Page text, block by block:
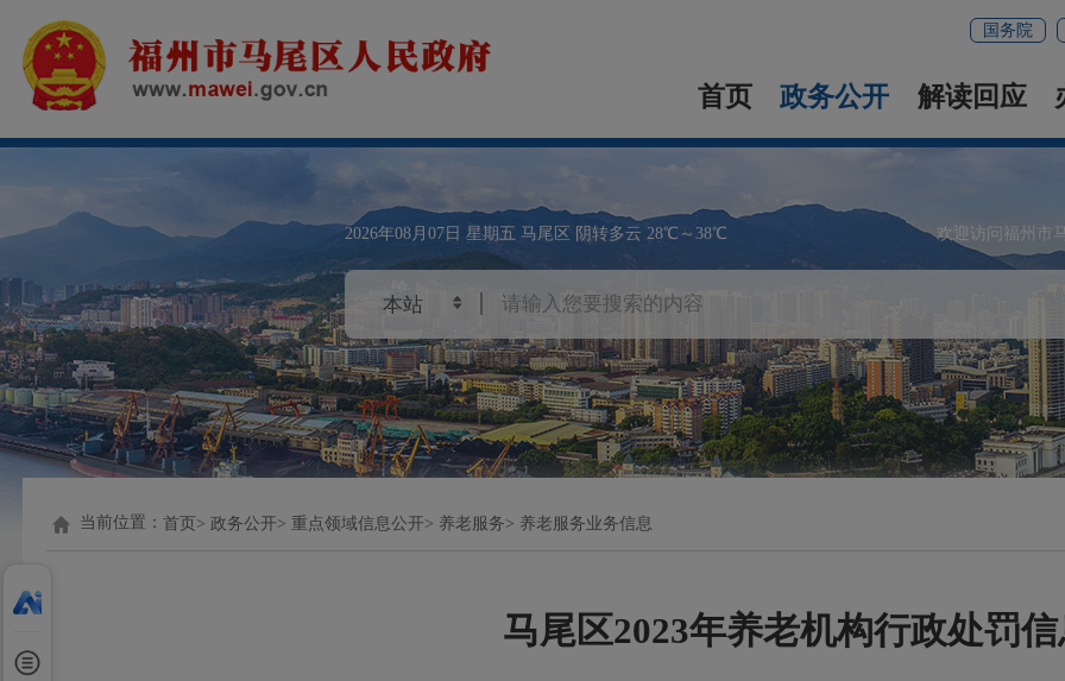
国务院
首页 政务公开 解读回应
2026年08月07日 星期五 马尾区 阴转多云 28℃～38℃ 欢迎访问福州市
当前位置：首页 政务公开 重点领域信息公开 养老服务 养老服务业务信息
马尾区2023年养老机构行政处罚